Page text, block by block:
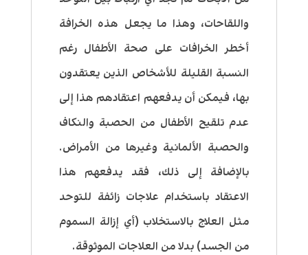
واللقاحات، وهذا ما يجعل هذه الخرافة
أخطر الخرافات على صحة الأطفال رغم
النسبة القليلة للأشخاص الذين يعتقدون
بها، فيمكن أن يدفعهم اعتقادهم هذا إلى
عدم تلقيح الأطفال من الحصبة والنكاف
والحصبة الألمانية وغيرها من الأمراض.
بالإضافة إلى ذلك، فقد يدفعهم هذا
الاعتقاد باستخدام علاجات زائفة للتوحد
مثل العلاج بالاستخلاب (أي إزالة السموم
من الجسد) بدلا من العلاجات الموثوقة.